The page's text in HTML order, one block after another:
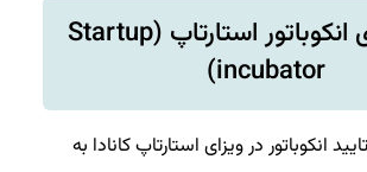
شرکت‌های انکوباتور استارتاپ (Startup
incubator)
انکوباتور در ویزای استارتاپ کانادا به